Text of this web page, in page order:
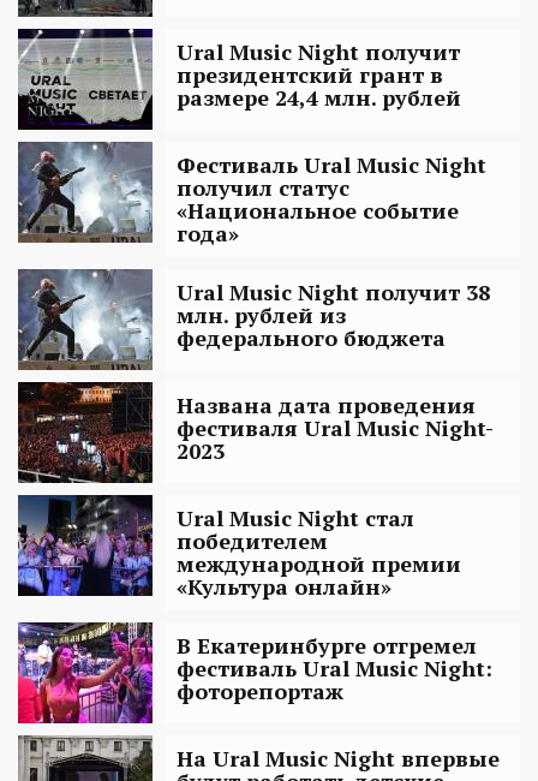
Ural Music Night получит
президентский грант в
размере 24,4 млн. рублей
Фестиваль Ural Music Night
получил статус
«Национальное событие
года»
Ural Music Night получит 38
млн. рублей из
федерального бюджета
Названа дата проведения
фестиваля Ural Music Night-
2023
Ural Music Night стал
победителем
международной премии
«Культура онлайн»
В Екатеринбурге отгремел
фестиваль Ural Music Night:
фоторепортаж
На Ural Music Night впервые